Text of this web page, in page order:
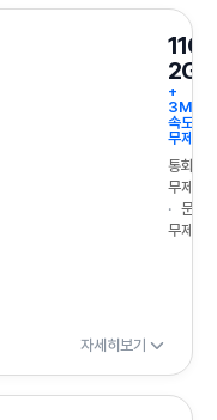
2GB
+
속도
무제한
통화
무제한
문자
무제한
자세히보기